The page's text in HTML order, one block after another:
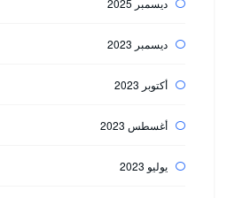
ديسمبر 2025
ديسمبر 2023
أكتوبر 2023
أغسطس 2023
يوليو 2023